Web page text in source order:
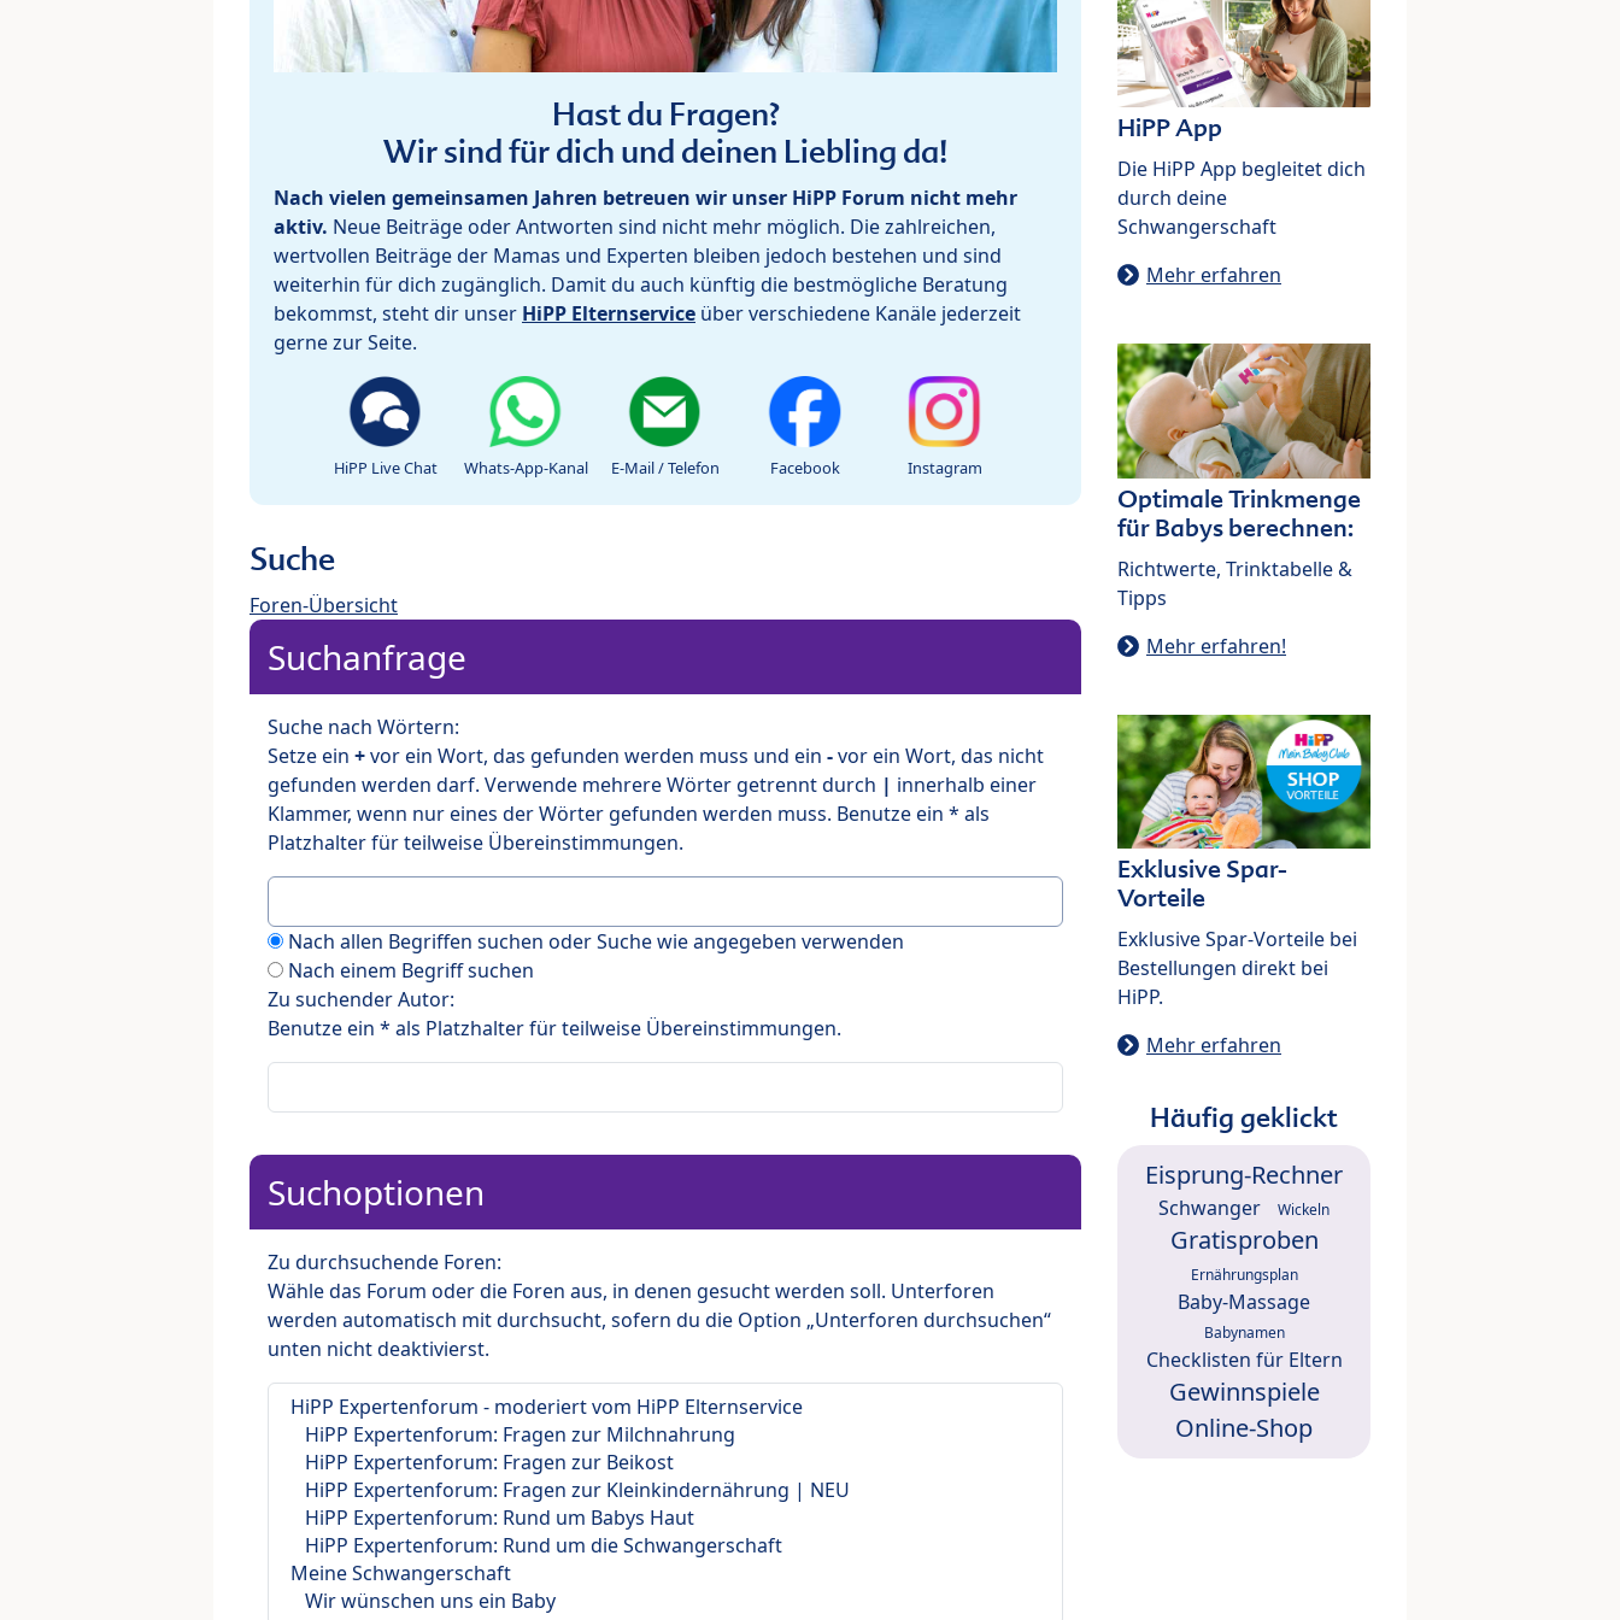
Hast du Fragen?
Wir sind für dich und deinen Liebling da!
Nach vielen gemeinsamen Jahren betreuen wir unser HiPP Forum nicht mehr
aktiv. Neue Beiträge oder Antworten sind nicht mehr möglich. Die zahlreichen,
wertvollen Beiträge der Mamas und Experten bleiben jedoch bestehen und sind
weiterhin für dich zugänglich. Damit du auch künftig die bestmögliche Beratung
bekommst, steht dir unser HiPP Elternservice über verschiedene Kanäle jederzeit
gerne zur Seite.
HiPP Live Chat Whats-App-Kanal E-Mail / Telefon Facebook Instagram
Suche
Foren-Übersicht
Suchanfrage
Suche nach Wörtern:
Setze ein +vor ein Wort, das gefunden werden muss und ein -vor ein Wort, das nicht
gefunden werden darf. Verwende mehrere Wörter getrennt durch | innerhalb einer
Klammer, wenn nur eines der Wörter gefunden werden muss. Benutze ein * als
Platzhalter für teilweise Übereinstimmungen.
Nach allen Begriffen suchen oder Suche wie angegeben verwenden
Nach einem Begriff suchen
Zu suchender Autor:
Benutze ein * als Platzhalter für teilweise Übereinstimmungen.
Suchoptionen
Zu durchsuchende Foren:
Wähle das Forum oder die Foren aus, in denen gesucht werden soll. Unterforen
werden automatisch mit durchsucht, sofern du die Option „Unterforen durchsuchen“
unten nicht deaktivierst.
HiPP App
Die HiPP App begleitet dich
durch deine
Schwangerschaft
Mehr erfahren
Optimale Trinkmenge
für Babys berechnen:
Richtwerte, Trinktabelle &
Tipps
Mehr erfahren!
Exklusive Spar-
Vorteile
Exklusive Spar-Vorteile bei
Bestellungen direkt bei
HiPP.
Mehr erfahren
Häufig geklickt
Eisprung-Rechner
Schwanger Wickeln
Gratisproben
Ernährungsplan
Baby-Massage
Babynamen
Checklisten für Eltern
Gewinnspiele
Online-Shop